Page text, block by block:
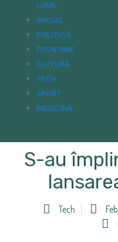
LUME
SOCIAL
POLITICĂ
ECONOMIE
CULTURĂ
TECH
SPORT
MEDICINĂ
S-au
Tech